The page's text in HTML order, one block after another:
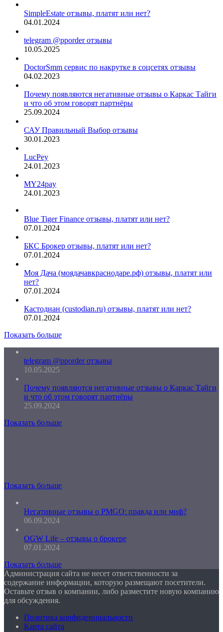
SimpleEstate отзывы, платят или нет?
04.01.2024
telegram @pporder отзывы
10.05.2025
DoctorSmm сервис по накрутке в соцсетях отзывы
04.02.2023
Почему появляются негативные отзывы о Каркас Тайги
и что об этом говорят партнёры
25.09.2024
САУ Правильный Выбор отзывы
30.01.2023
LucPey
24.01.2023
MY24pay
24.01.2023
Blue Tiger Finance отзывы, платят или нет?
07.01.2024
БКС Брокер отзывы, платят или нет?
07.01.2024
Моя Дача (моядачавкраснодаре.рф) отзывы, платят или
нет?
07.01.2024
Кастодиан (custodian.ru) отзывы, платят или нет?
07.01.2024
Показать больше
telegram @pporder отзывы
10.05.2025
Почему появляются негативные отзывы о Каркас Тайги
и что об этом говорят партнёры
25.09.2024
Показать больше
Показать больше
Негативные отзывы о PMGO: правда или миф?
06.09.2024
OGW Life – отзывы о брокере
07.01.2024
Показать больше
Администрация сайта не несет ответственности за
содержание информации, которую размещают посетители.
Оставьте отзыв о компании, либо разместите новую компанию
для обсуждения.
Политика конфиденциальности
Карта сайта